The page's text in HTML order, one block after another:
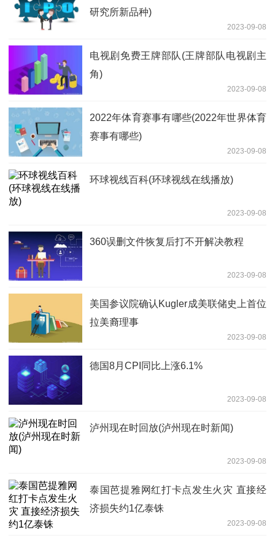
研究所新品种)
2023-09-08
电视剧免费王牌部队(王牌部队电视剧主
角)
2023-09-08
2022年体育赛事有哪些(2022年世界体育
赛事有哪些)
2023-09-08
环球视线百科(环球视线在线播放)
2023-09-08
360误删文件恢复后打不开解决教程
2023-09-08
美国参议院确认Kugler成美联储史上首位
拉美裔理事
2023-09-08
德国8月CPI同比上涨6.1%
2023-09-08
泸州现在时回放(泸州现在时新闻)
2023-09-08
泰国芭提雅网红打卡点发生火灾 直接经
济损失约1亿泰铢
2023-09-08